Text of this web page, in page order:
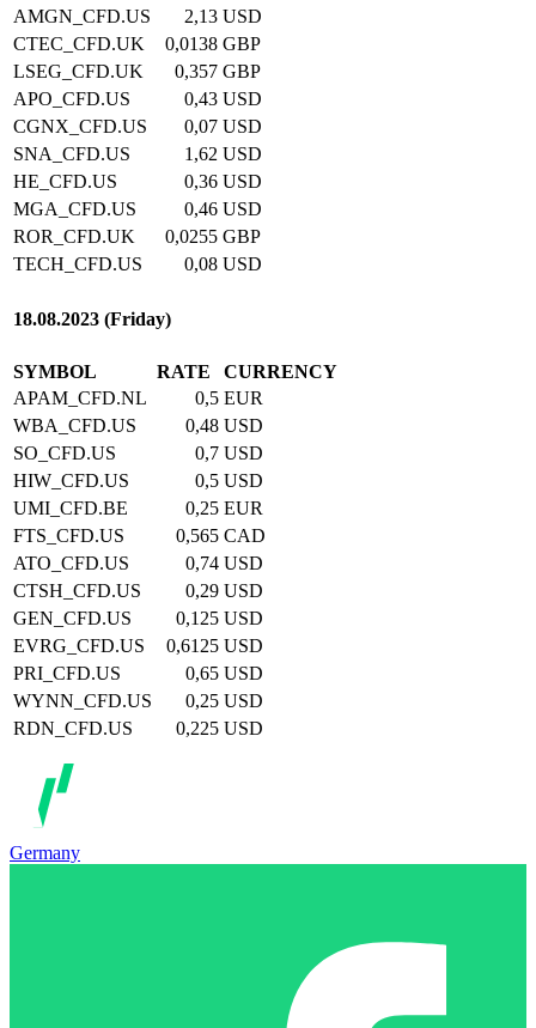
AMGN_CFD.US
2,13 USD
CTEC_CFD.UK
0,0138 GBP
LSEG_CFD.UK
0,357 GBP
APO_CFD.US
0,43 USD
CGNX_CFD.US
0,07 USD
SNA_CFD.US
1,62 USD
HE_CFD.US
0,36 USD
MGA_CFD.US
0,46 USD
ROR_CFD.UK
0,0255 GBP
TECH_CFD.US
0,08 USD
18.08.2023 (Friday)
SYMBOL RATE
CURRENCY
APAM_CFD.NL
0,5 EUR
WBA_CFD.US
0,48 USD
SO_CFD.US
0,7 USD
HIW_CFD.US
0,5 USD
UMI_CFD.BE
0,25 EUR
FTS_CFD.US
0,565 CAD
ATO_CFD.US
0,74 USD
CTSH_CFD.US
0,29 USD
GEN_CFD.US
0,125 USD
EVRG_CFD.US
0,6125 USD
PRI_CFD.US
0,65 USD
WYNN_CFD.US
0,25 USD
RDN_CFD.US
0,225 USD
Germany